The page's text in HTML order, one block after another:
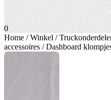
0
Home /Winkel /
accessoires / Dashboard